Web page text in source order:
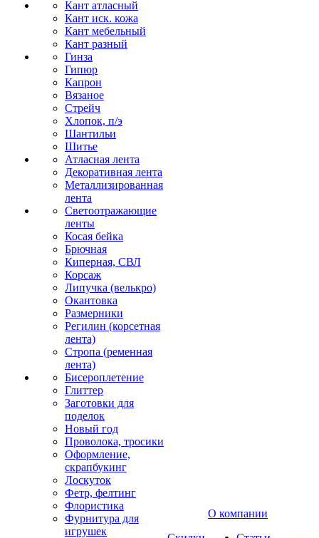
Кант атласный
Кант иск. кожа
Кант мебельный
Кант разный
Гинза
Гипюр
Капрон
Вязаное
Стрейч
Хлопок, п/э
Шантильи
Шитье
Атласная лента
Декоративная лента
Металлизированная
лента
Светоотражающие
ленты
Косая бейка
Брючная
Киперная, СВЛ
Корсаж
Липучка (велькро)
Окантовка
Размерники
Регилин (корсетная
лента)
Стропа (ременная
лента)
Бисероплетение
Глиттер
Заготовки для
поделок
Новый год
Проволока, тросики
Оформление,
скрапбукинг
Лоскуток
Фетр, фелтинг
Флористика
Фурнитура для
игрушек
О компании